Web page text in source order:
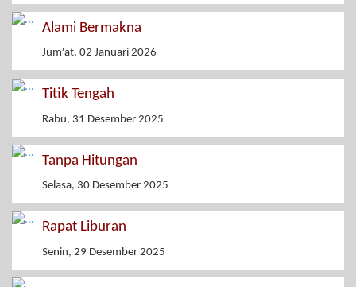
Alami Bermakna
Jum'at, 02 Januari 2026
Titik Tengah
Rabu, 31 Desember 2025
Tanpa Hitungan
Selasa, 30 Desember 2025
Rapat Liburan
Senin, 29 Desember 2025